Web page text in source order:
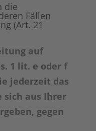
die
Fällen
(Art. 21
auf
1 lit. e oder f
jederzeit das
sich aus Ihrer
gegen